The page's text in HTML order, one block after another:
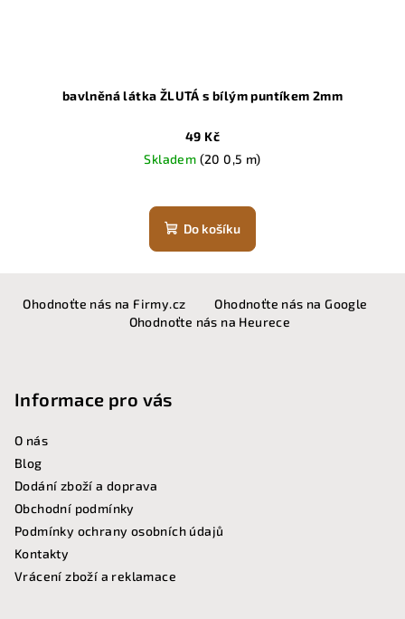
bavlněná látka ŽLUTÁ s bílým puntíkem 2mm
49 Kč
Skladem (20 0,5 m)
Do košíku
Ohodnoťte nás na Firmy.cz
Ohodnoťte nás na Google
Ohodnoťte nás na Heurece
Informace pro vás
O nás
Blog
Dodání zboží a doprava
Obchodní podmínky
Podmínky ochrany osobních údajů
Kontakty
Vrácení zboží a reklamace